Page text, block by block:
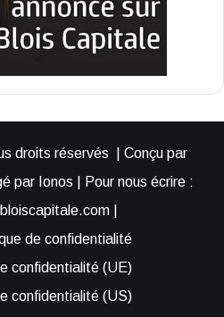
droits réservés | Conçu par
par Ionos | Pour nous écrire :
|
de confidentialité
confidentialité (UE)
confidentialité (US)